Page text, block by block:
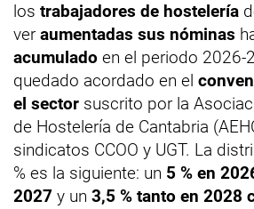
los trabajadores de hostelería
ver aumentadas sus nóminas
acumulado en el periodo 2026-
quedado acordado en el
el sector suscrito por la
de Hostelería de Cantabria
sindicatos CCOO y UGT. La
% es la siguiente: un 5 % en
2027 y un 3,5 % tanto en 2028